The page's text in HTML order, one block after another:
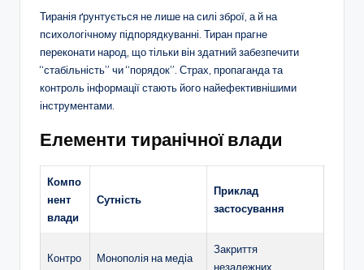
Тиранія ґрунтується не лише на силі зброї, а й на
психологічному підпорядкуванні. Тиран прагне
переконати народ, що тільки він здатний забезпечити
“стабільність” чи “порядок”. Страх, пропаганда та
контроль інформації стають його найефективнішими
інструментами.
Елементи тиранічної влади
Компо
нент
влади
Сутність
Приклад
застосування
Контро
Монополія на медіа
Закриття
незалежних